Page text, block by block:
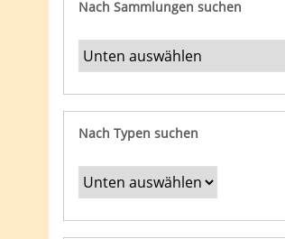
Nach Sammlungen suchen
Nach Typen suchen